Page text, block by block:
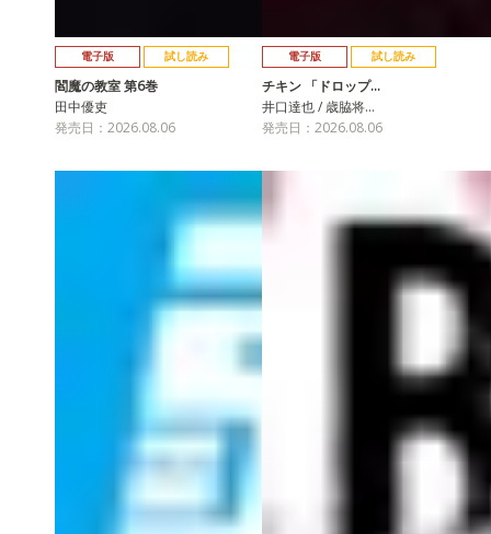
電子版 試し読み
閻魔の教室 第6巻
田中優吏
発売日：2026.08.06
電子版 試し読み
チキン 「ドロップ…
井口達也 / 歳脇将…
発売日：2026.08.06